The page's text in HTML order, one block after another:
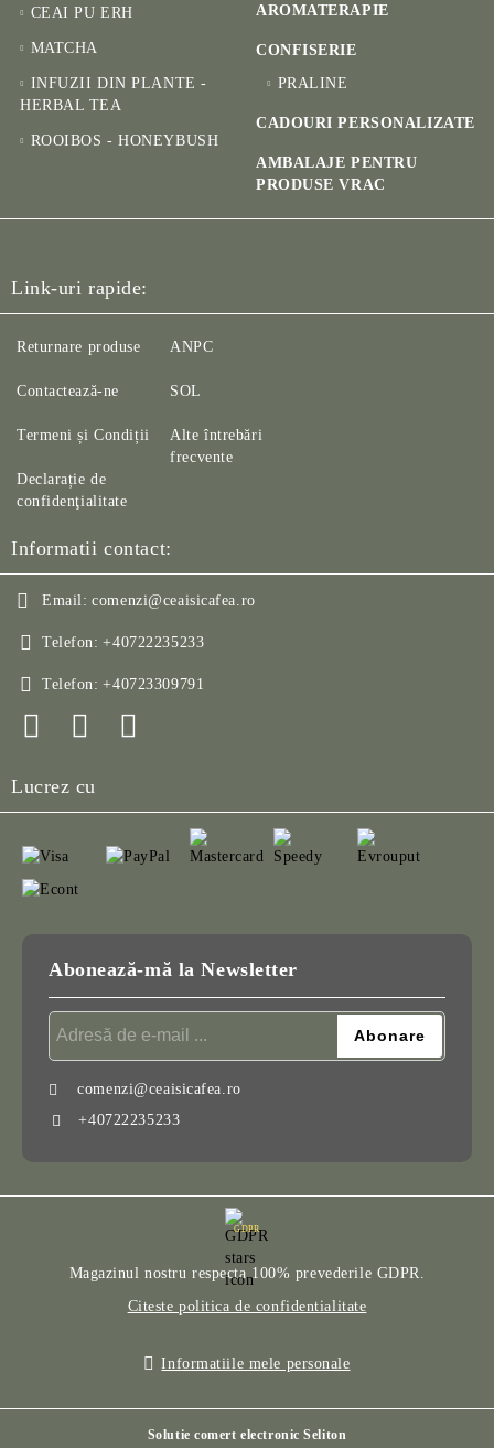
CEAI PU ERH
MATCHA
INFUZII DIN PLANTE -
HERBAL TEA
ROOIBOS - HONEYBUSH
AROMATERAPIE
CONFISERIE
PRALINE
CADOURI PERSONALIZATE
AMBALAJE PENTRU
PRODUSE VRAC
Link-uri rapide:
Returnare produse
Contactează-ne
Termeni și Condiții
Declarație de
confidenţialitate
ANPC
SOL
Alte întrebări
frecvente
Informatii contact:
Email: comenzi@ceaisicafea.ro
Telefon: +40722235233
Telefon: +40723309791
Lucrez cu
Abonează-mă la Newsletter
comenzi@ceaisicafea.ro
+40722235233
GDPR
Magazinul nostru respecta 100% prevederile GDPR.
Citeste politica de confidentialitate
Informatiile mele personale
Solutie comert electronic Seliton